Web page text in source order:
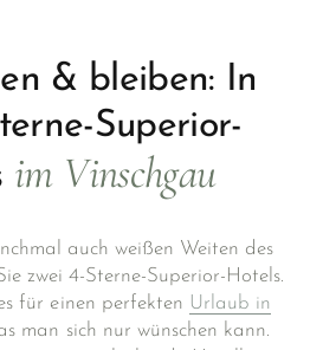
& bleiben: In
Superior-
im Vinschgau
auch weißen Weiten des
zwei 4-Sterne-Superior-Hotels.
für einen perfekten Urlaub in
man sich nur wünschen kann.